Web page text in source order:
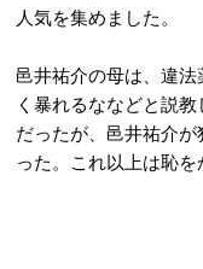
人気を集めました。
邑井祐介の母は、違
く暴れるななどと説
だったが、邑井祐介
った。これ以上は恥を